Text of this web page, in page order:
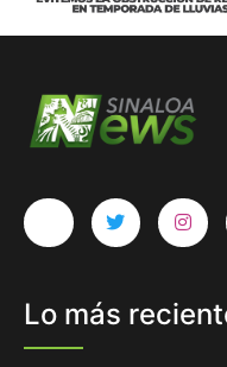
Lo más